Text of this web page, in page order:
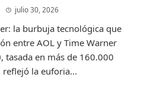
julio 30, 2026
la burbuja tecnológica que
entre AOL y Time Warner
tasada en más de 160.000
la euforia...